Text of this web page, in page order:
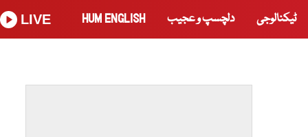
ٹیکنالوجی دلچسپ و عجیب HUM ENGLISH
LIVE